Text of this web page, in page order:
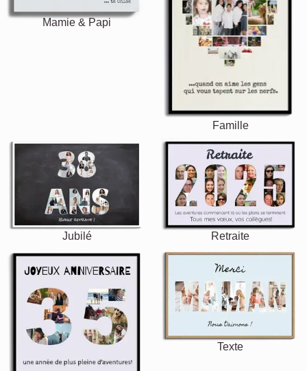
Mamie & Papi
Famille
Jubilé Retraite
Texte